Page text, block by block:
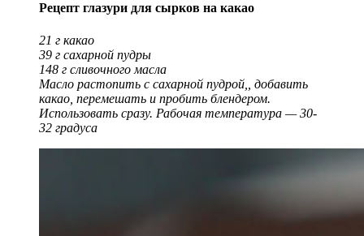
Рецепт глазури для сырков на какао
21 г какао
39 г сахарной пудры
148 г сливочного масла
Масло растопить с сахарной пудрой,, добавить
какао, перемешать и пробить блендером.
Использовать сразу. Рабочая температура — 30-
32 градуса